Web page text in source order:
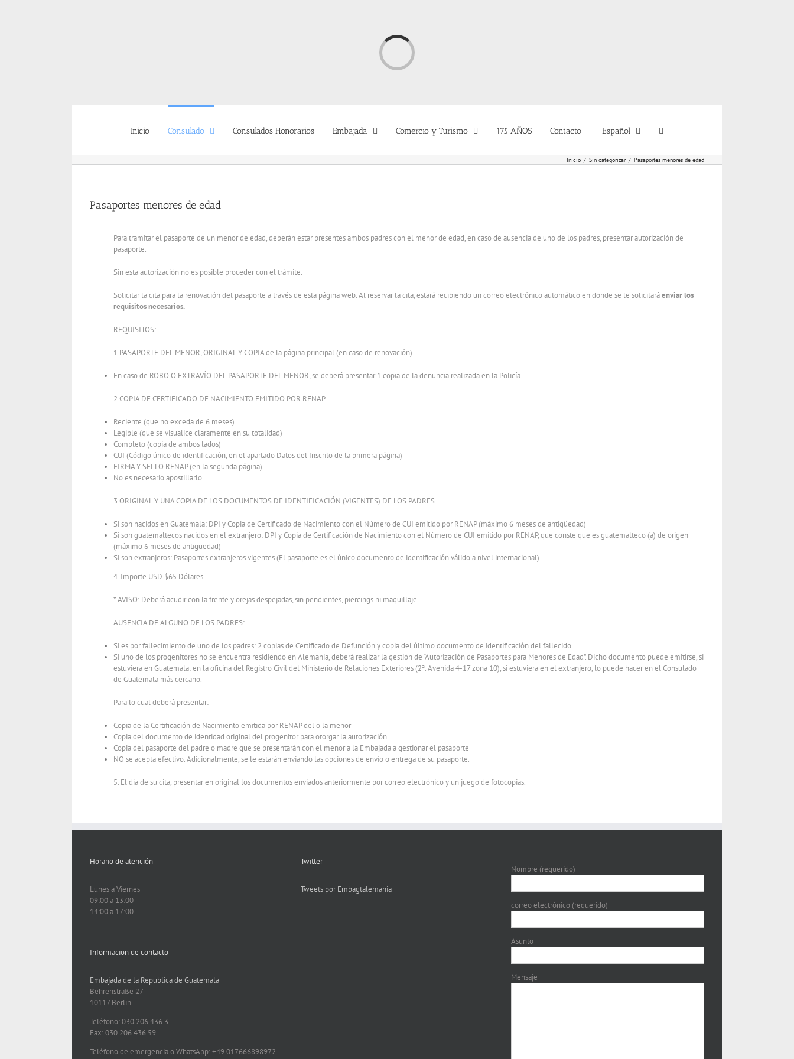
Cargando...
Inicio Consulado Consulados Honorarios Embajada Comercio y Turismo 175 AÑOS Contacto Español
Inicio Sin categorizar Pasaportes menores de edad
Pasaportes menores de edad
Para tramitar el pasaporte de un menor de edad, deberán estar presentes ambos padres con el menor de edad, en caso de ausencia de uno de los padres, presentarautorización de
pasaporte.
Sin esta autorización no es posible proceder con el trámite.
Solicitar la cita para la renovación del pasaporte a través de esta página web. Al reservar la cita, estará recibiendo un correo electrónico automático en donde se le solicitaráenviar los
requisitos necesarios.
REQUISITOS:
1.PASAPORTE DEL MENOR, ORIGINAL Y COPIA de la página principal (en caso de renovación)
En caso de ROBO O EXTRAVÍO DEL PASAPORTE DEL MENOR, se deberá presentar 1 copia de la denuncia realizada en la Policía.
2.COPIA DE CERTIFICADO DE NACIMIENTO EMITIDO POR RENAP
Reciente (que no exceda de 6 meses)
Legible (que se visualice claramente en su totalidad)
Completo (copia de ambos lados)
CUI (Código único de identificación, en el apartado Datos del Inscrito de la primera página)
FIRMA Y SELLO RENAP (en la segunda página)
No es necesario apostillarlo
3.ORIGINAL Y UNA COPIA DE LOS DOCUMENTOS DE IDENTIFICACIÓN (VIGENTES) DE LOS PADRES
Si son nacidos en Guatemala: DPI y Copia de Certificado de Nacimiento con el Número de CUI emitido por RENAP (máximo 6 meses de antigüedad)
Si son guatemaltecos nacidos en el extranjero: DPI y Copia de Certificación de Nacimiento con el Número de CUI emitido por RENAP, que conste que es guatemalteco (a) de origen
(máximo 6 meses de antigüedad)
Si son extranjeros: Pasaportes extranjeros vigentes (El pasaporte es el único documento de identificación válido a nivel internacional)
4. Importe USD $65 Dólares
* AVISO: Deberá acudir con la frente y orejas despejadas, sin pendientes, piercings ni maquillaje
AUSENCIA DE ALGUNO DE LOS PADRES:
Si es por fallecimiento de uno de los padres: 2 copias de Certificado de Defunción y copia del último documento de identificación del fallecido.
Si uno de los progenitores no se encuentra residiendo en Alemania, deberá realizar la gestión de “Autorización de Pasaportes para Menores de Edad”. Dicho documento puede emitirse, si
estuviera en Guatemala: en la oficina del Registro Civil del Ministerio de Relaciones Exteriores (2ª. Avenida 4-17 zona 10), si estuviera en el extranjero, lo puede hacer en el Consulado
de Guatemala más cercano.
Para lo cual deberá presentar:
Copia de la Certificación de Nacimiento emitida por RENAP del o la menor
Copia del documento de identidad original del progenitor para otorgar la autorización.
Copia del pasaporte del padre o madre que se presentarán con el menor a la Embajada a gestionar el pasaporte
NO se acepta efectivo. Adicionalmente, se le estarán enviando las opciones de envío o entrega de su pasaporte.
5. El día de su cita, presentar en original los documentos enviados anteriormente por correo electrónico y un juego de fotocopias.
Horario de atención
Lunes a Viernes
09:00 a 13:00
14:00 a 17:00
Informacion de contacto
Embajada de la Republica de Guatemala
Behrenstraße 27
10117 Berlin
Teléfono: 030 206 436 3
Fax: 030 206 436 59
Teléfono de emergencia o WhatsApp: +49 017666898972
Twitter
Tweets por Embagtalemania
Nombre (requerido)
correo electrónico (requerido)
Asunto
Mensaje